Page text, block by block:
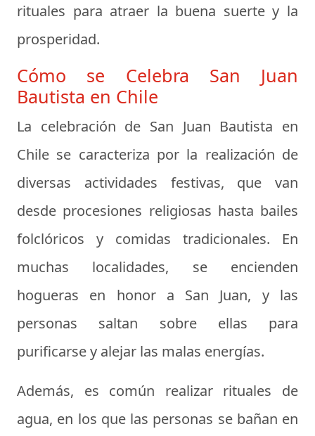
rituales para atraer la buena suerte y la
prosperidad.
Cómo se Celebra San Juan
Bautista en Chile
La celebración de San Juan Bautista en
Chile se caracteriza por la realización de
diversas actividades festivas, que van
desde procesiones religiosas hasta bailes
folclóricos y comidas tradicionales. En
muchas localidades, se encienden
hogueras en honor a San Juan, y las
personas saltan sobre ellas para
purificarse y alejar las malas energías.
Además, es común realizar rituales de
agua, en los que las personas se bañan en